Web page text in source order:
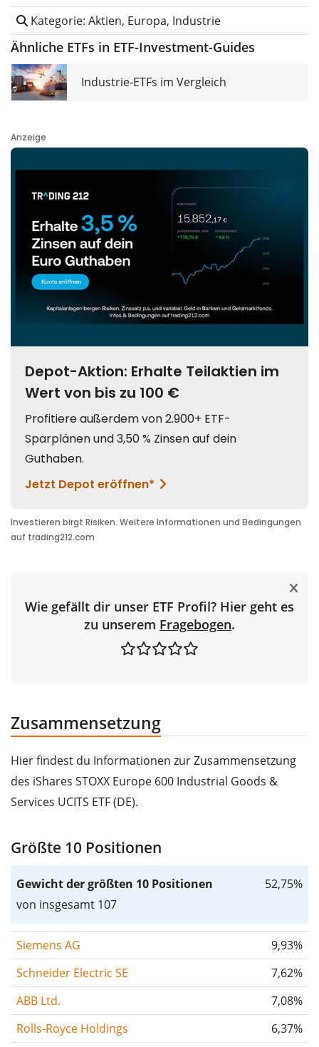
Kategorie: Aktien, Europa, Industrie
Ähnliche ETFs in ETF-Investment-Guides
Industrie-ETFs im Vergleich
Wie gefällt dir unser ETF Profil? Hier geht es
zu unserem Fragebogen.
Zusammensetzung
Hier findest du Informationen zur Zusammensetzung
des iShares STOXX Europe 600 Industrial Goods &
Services UCITS ETF (DE).
Größte 10 Positionen
Gewicht der größten 10 Positionen
von insgesamt 107
52,75%
Siemens AG
9,93%
Schneider Electric SE
7,62%
ABB Ltd.
7,08%
Rolls-Royce Holdings
6,37%